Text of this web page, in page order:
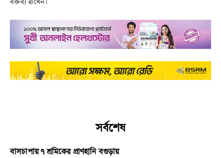
সর্বশেষ
বাসচাপায় ৭ শ্রমিকের প্রাণহানি বগুড়ায়